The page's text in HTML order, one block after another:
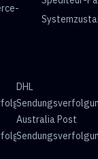
DHL
Australia Post